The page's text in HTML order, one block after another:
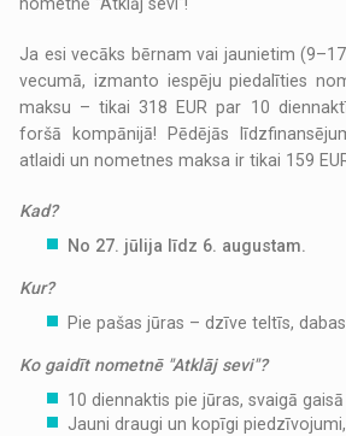
nometnē "Atklāj sevi"!
Ja esi vecāks bērnam vai jaunietim
vecumā, izmanto iespēju piedalīties
maksu – tikai 318 EUR par 10
foršā kompānijā! Pēdējās
atlaidi un nometnes maksa ir tikai 159
Kad?
No 27. jūlija līdz 6. augustam.
Kur?
Pie pašas jūras – dzīve teltīs,
Ko gaidīt nometnē "Atklāj sevi"?
10 diennaktis pie jūras, svaigā
Jauni draugi un kopīgi